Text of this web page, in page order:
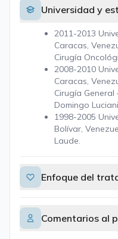
Universidad y
2011-2013
Caracas,
Cirugía
2008-2010
Caracas,
Cirugía General
Domingo
1998-2005
Bolívar,
Laude.
Enfoque del
Comentarios al